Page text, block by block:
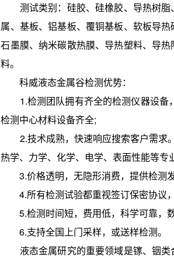
测试类别：硅胶、硅橡胶、导热树脂
属、基板、铝基板、覆铜基板、软板导
石墨膜、纳米碳散热膜、导热塑料、导
料。
科威液态金属谷检测优势：
1.检测团队拥有齐全的检测仪器设备
检测中心材料设备齐全;
2.技术成熟，快速响应搜索客户需求
热学、力学、化学、电学、表面性能等专
3.价格透明，无隐形消费，提供检测发
4.所有检测试验都重视签订保密协议，
5.检测时间短，费用低，科学可靠，数
6.支持全国上门采样，或送样检测。
液态金属研究的重要领域是镓、铟类